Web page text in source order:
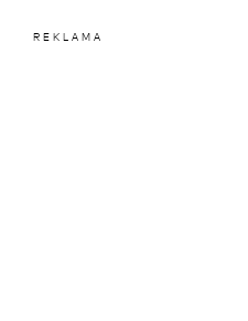
REKLAMA